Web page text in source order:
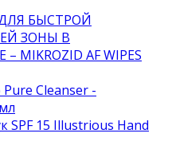
БЫСТРОЙ
ЗОНЫ В
AF WIPES
Cleanser -
SPF 15 Illustrious Hand